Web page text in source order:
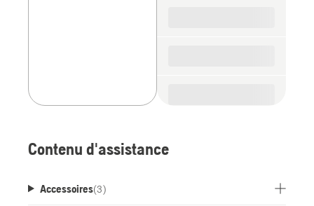
Contenu d'assistance
Accessoires(3)